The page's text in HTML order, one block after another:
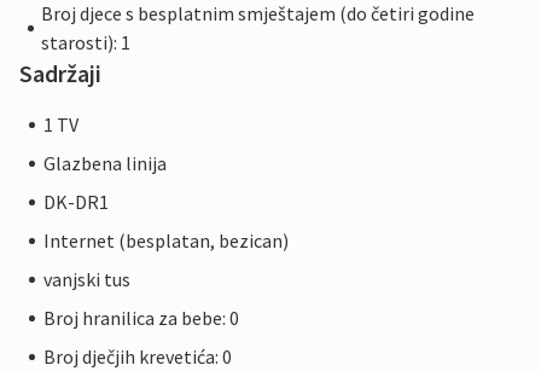
Broj djece s besplatnim smještajem (do četiri godine
starosti): 1
Sadržaji
1 TV
Glazbena linija
DK-DR1
Internet (besplatan, bezican)
vanjski tus
Broj hranilica za bebe: 0
Broj dječjih krevetića: 0